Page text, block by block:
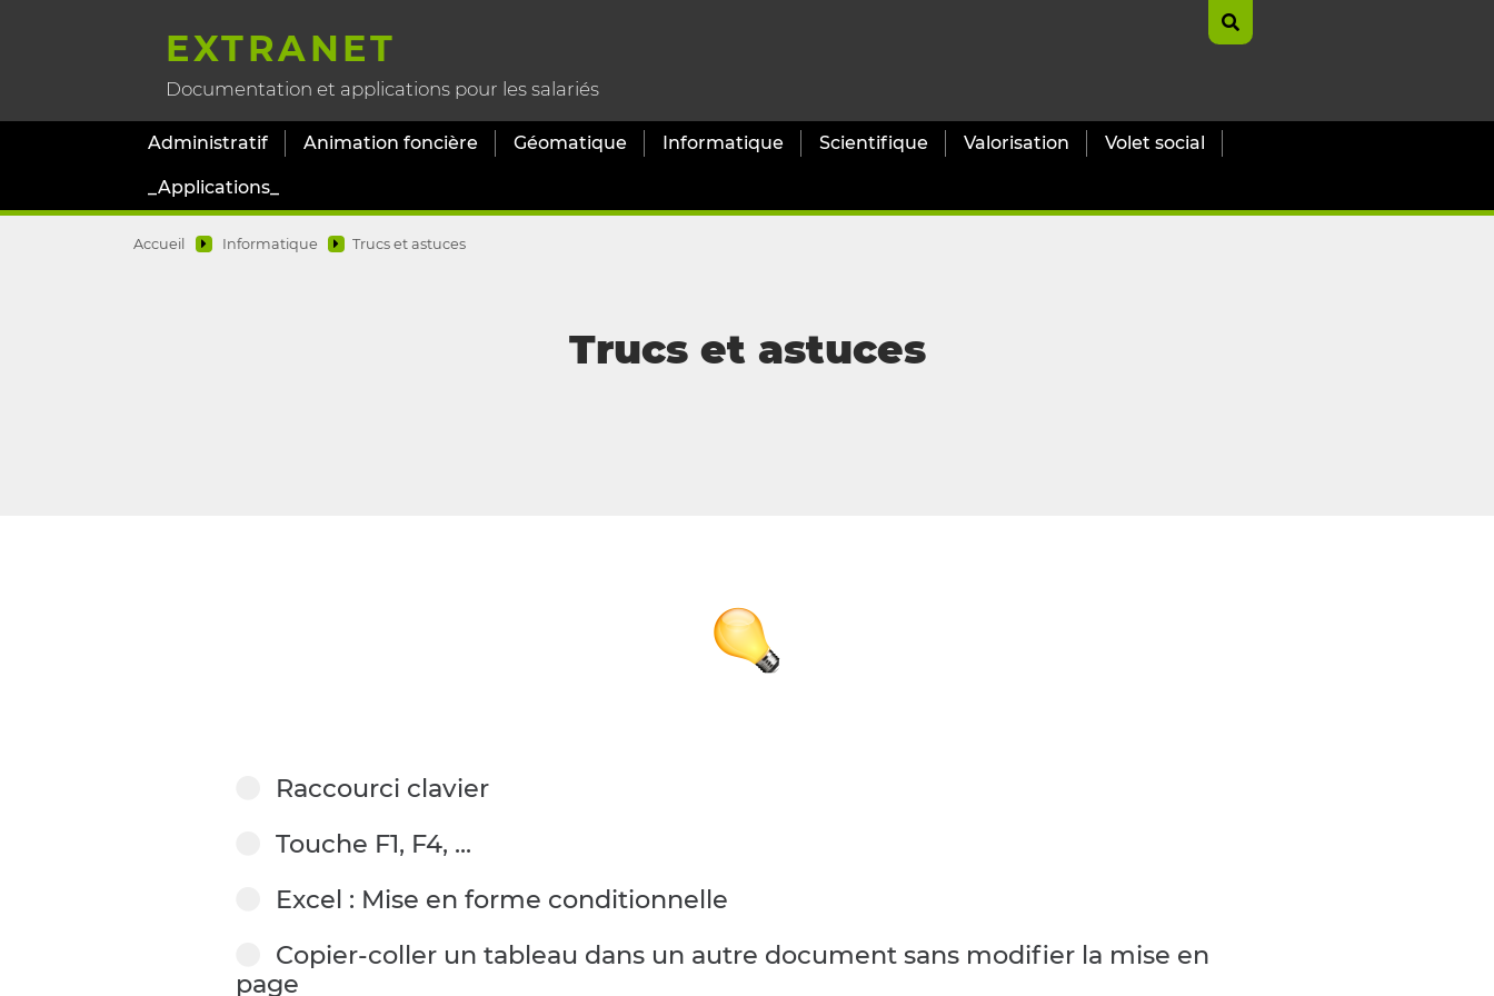
EXTRANET
Documentation et applications pour les salariés
Administratif Animation foncière Géomatique Informatique Scientifique Valorisation Volet social
_Applications_
Accueil Informatique Trucs et astuces
Trucs et astuces
Raccourci clavier
Touche F1, F4, ...
Excel : Mise en forme conditionnelle
Copier-coller un tableau dans un autre document sans modifier la mise en
page